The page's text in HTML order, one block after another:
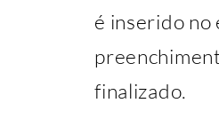
é inserido no
finalizado.